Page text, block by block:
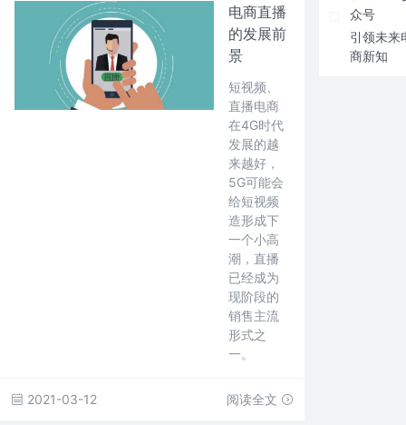
电商直播
的发展前
景
短视频、
直播电商
在4G时代
发展的越
来越好，
5G可能会
给短视频
造形成下
一个小高
潮，直播
已经成为
现阶段的
销售主流
形式之
一。
2021-03-12 阅读全文
众号
引领未来
商新知